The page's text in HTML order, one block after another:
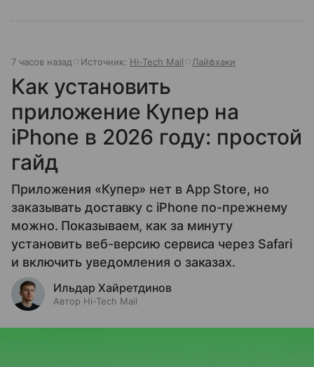
7 часов назад Источник: Hi-Tech Mail Лайфхаки
Как установить
приложение Купер на
iPhone в 2026 году: простой
гайд
Приложения «Купер» нет в App Store, но
заказывать доставку с iPhone по-прежнему
можно. Показываем, как за минуту
установить веб-версию сервиса через Safari
и включить уведомления о заказах.
Ильдар Хайретдинов
Автор Hi-Tech Mail